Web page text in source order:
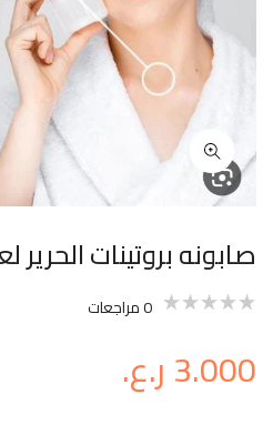
صابونه بروتينات
0مراجعات
3.000ر.ع.